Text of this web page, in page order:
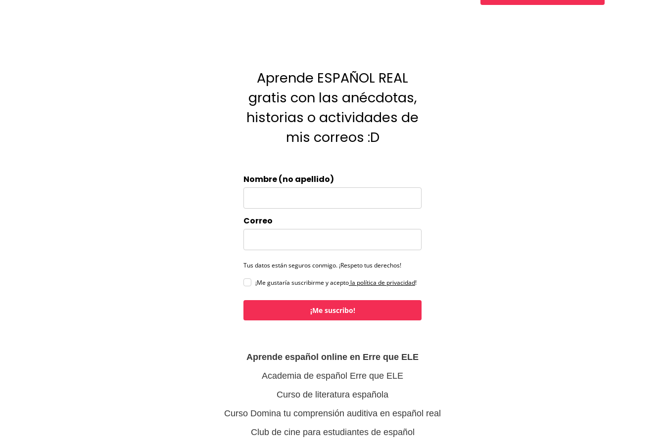
Aprende ESPAÑOL REAL
gratis con las anécdotas,
historias o actividades de
mis correos :D
Nombre (no apellido)
Correo
Tus datos están seguros conmigo. ¡Respeto tus derechos!
¡Me gustaría suscribirme y acepto la política de privacidad!
¡Me suscribo!
Aprende español online en Erre que ELE
Academia de español Erre que ELE
Curso de literatura española
Curso Domina tu comprensión auditiva en español real
Club de cine para estudiantes de español